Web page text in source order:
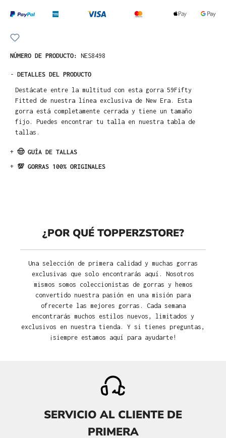
NÚMERO DE PRODUCTO: NES8498
- DETALLES DEL PRODUCTO
Destácate entre la multitud con esta gorra 59Fifty
Fitted de nuestra línea exclusiva de New Era. Esta
gorra está completamente cerrada y tiene un tamaño
fijo. Puedes encontrar tu talla en nuestra tabla de
tallas.
+ 🤠 GUÍA DE TALLAS
+ 💯 GORRAS 100% ORIGINALES
¿POR QUÉ TOPPERZSTORE?
Una selección de primera calidad y muchas gorras
exclusivas que solo encontrarás aquí. Nosotros
mismos somos coleccionistas de gorras y hemos
convertido nuestra pasión en una misión para
ofrecerte las mejores gorras. Cada semana
encontrarás muchos estilos nuevos, limitados y
exclusivos en nuestra tienda. Y si tienes preguntas,
¡siempre estamos aquí para ayudarte!
SERVICIO AL CLIENTE DE
PRIMERA